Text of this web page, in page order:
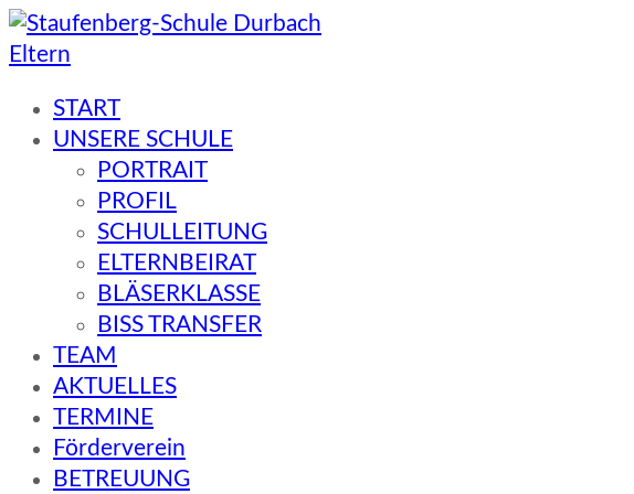
Eltern
START
UNSERE SCHULE
PORTRAIT
PROFIL
SCHULLEITUNG
ELTERNBEIRAT
BLÄSERKLASSE
BISS TRANSFER
TEAM
AKTUELLES
TERMINE
Förderverein
BETREUUNG